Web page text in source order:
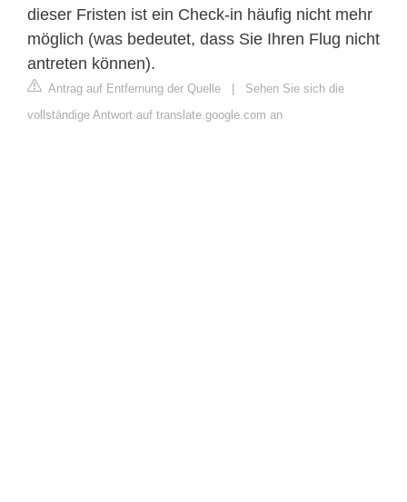
dieser Fristen ist ein Check-in häufig nicht mehr
möglich (was bedeutet, dass Sie Ihren Flug nicht
antreten können).
Antrag auf Entfernung der Quelle | Sehen Sie sich die
vollständige Antwort auf translate.google.com an